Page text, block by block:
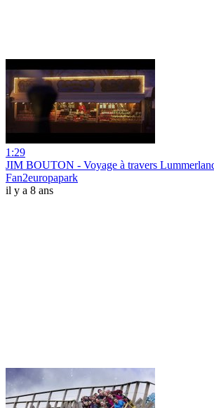
1:29
JIM BOUTON - Voyage à travers
Fan2europapark
il y a 8 ans